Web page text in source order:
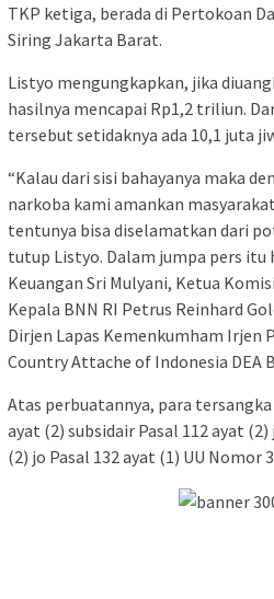
TKP ketiga, berada di Pertokoan
Siring Jakarta Barat.
Listyo mengungkapkan, jika
hasilnya mencapai Rp1,2 triliun.
tersebut setidaknya ada 10,1 juta
“Kalau dari sisi bahayanya maka
narkoba kami amankan
tentunya bisa diselamatkan dari
tutup Listyo. Dalam jumpa pers itu
Keuangan Sri Mulyani, Ketua
Kepala BNN RI Petrus Reinhard
Dirjen Lapas Kemenkumham Irjen
Country Attache of Indonesia DEA
Atas perbuatannya, para
ayat (2) subsidair Pasal 112 ayat
(2) jo Pasal 132 ayat (1) UU Nomor